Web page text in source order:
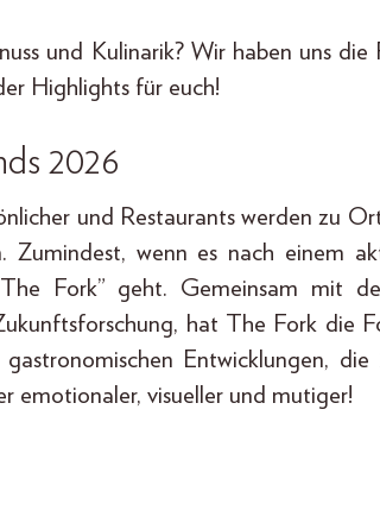
und Kulinarik? Wir haben uns
Highlights für euch!
2026
und Restaurants werden zu
Zumindest, wenn es nach einem
Fork” geht. Gemeinsam mit
hat The Fork die
Entwicklungen,
emotionaler, visueller und mutiger!